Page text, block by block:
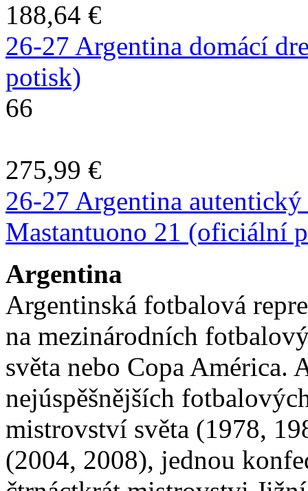
188,64 €
26-27 Argentina domácí
potisk)
66
275,99 €
26-27 Argentina
Mastantuono 21 (oficiální
Argentina
Argentinská fotbalová
na mezinárodních
světa nebo Copa América.
nejúspěšnějších
mistrovství světa (1978,
(2004, 2008), jednou